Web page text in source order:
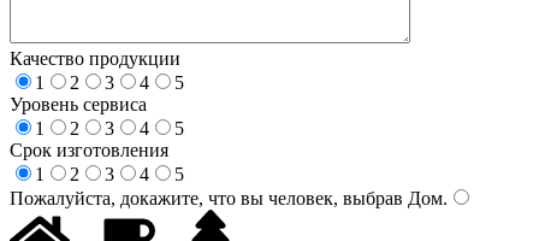
Качество продукции
1
2 3 4
5
Уровень сервиса
1
2 3 4
5
Срок изготовления
1
2 3 4
5
Пожалуйста, докажите, что вы человек, выбрав Дом.